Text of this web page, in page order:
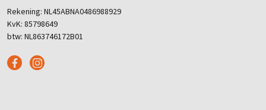
Rekening: NL45ABNA0486988929
KvK: 85798649
btw: NL863746172B01